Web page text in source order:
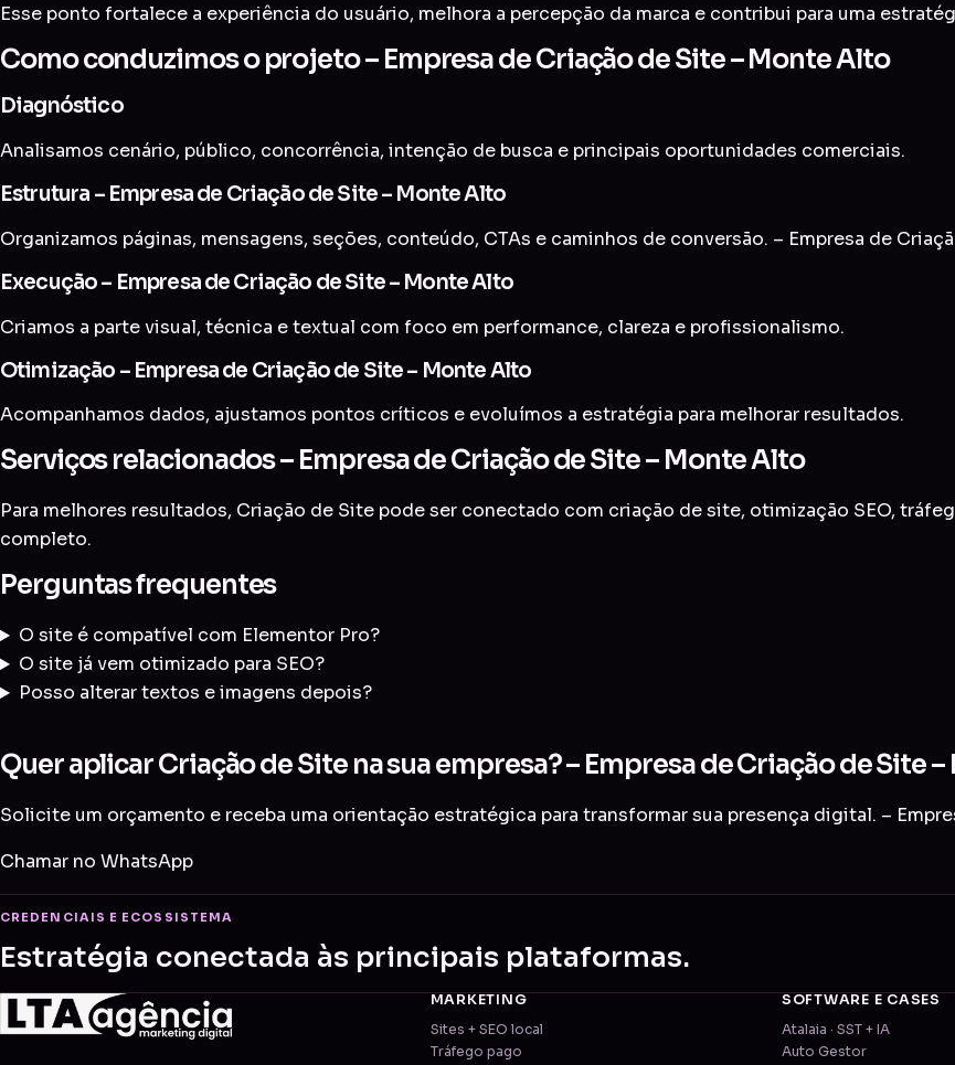
Esse ponto fortalece a experiência do usuário, melhora a percepção da marca e contribui para uma
Como conduzimos o projeto – Empresa de Criação de Site – Monte Alto
Diagnóstico
Analisamos cenário, público, concorrência, intenção de busca e principais oportunidades comerciais.
Estrutura – Empresa de Criação de Site – Monte Alto
Organizamos páginas, mensagens, seções, conteúdo, CTAs e caminhos de conversão. – Empresa de
Execução – Empresa de Criação de Site – Monte Alto
Criamos a parte visual, técnica e textual com foco em performance, clareza e profissionalismo.
Otimização – Empresa de Criação de Site – Monte Alto
Acompanhamos dados, ajustamos pontos críticos e evoluímos a estratégia para melhorar resultados.
Serviços relacionados – Empresa de Criação de Site – Monte Alto
Para melhores resultados, Criação de Site pode ser conectado com criação de site, otimização SEO,
completo.
Perguntas frequentes
O site é compatível com Elementor Pro?
O site já vem otimizado para SEO?
Posso alterar textos e imagens depois?
Quer aplicar Criação de Site na sua empresa? – Empresa de Criação de Site
Solicite um orçamento e receba uma orientação estratégica para transformar sua presença digital. –
Chamar no WhatsApp
CREDENCIAIS E ECOSSISTEMA
Estratégia conectada às principais plataformas.
MARKETING
Sites + SEO local
Tráfego pago
SOFTWARE E CASES
Atalaia · SST + IA
Auto Gestor